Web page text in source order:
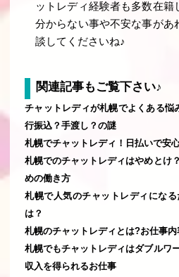
ットレディ経験者も多数在籍
分からない事や不安な事があ
談してくださいね♪
関連記事もご覧下さい♪
チャットレディが札幌でよくある悩
行振込？手渡し？の謎
札幌でチャットレディ！日払いで安
札幌でのチャットレディはやめとけ
めの働き方
札幌で人気のチャットレディにな
は？
札幌のチャットレディとは?お仕事
札幌でもチャットレディはダブルワ
収入を得られるお仕事